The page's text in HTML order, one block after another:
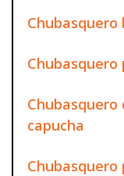
Chubasquero
Chubasquero
capucha
Chubasquero